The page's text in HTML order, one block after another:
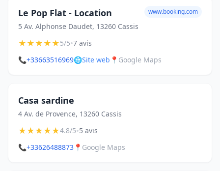
Le Pop Flat - Location
5 Av. Alphonse Daudet, 13260 Cassis
www.booking.com
★★★★★5/5•7 avis
📞+33663516969🌐Site web 📍 Google Maps
Casa sardine
4 Av. de Provence, 13260 Cassis
★★★★★4.8/5•5 avis
📞+33626488873 📍 Google Maps